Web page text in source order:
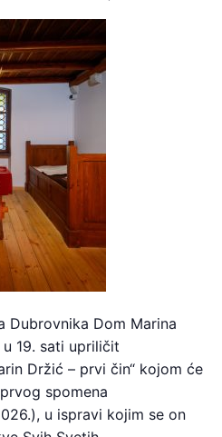
Dubrovnika Dom Marina
19. sati upriličit
Držić – prvi čin“ kojom će
spomena
u ispravi kojim se on